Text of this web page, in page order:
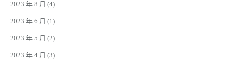
2023 年 8 月 (4)
2023 年 6 月 (1)
2023 年 5 月 (2)
2023 年 4 月 (3)